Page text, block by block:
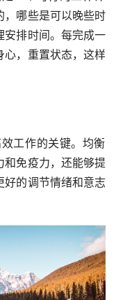
，哪些是可以晚些时
安排时间。每完成一
心，重置状态，这样
免疫力，还能够提
好的调节情绪和意志